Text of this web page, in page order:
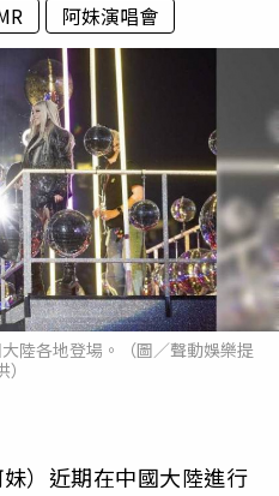
阿妹演唱會
陸各地登場。（圖／聲動娛樂提
）
）近期在中國大陸進行